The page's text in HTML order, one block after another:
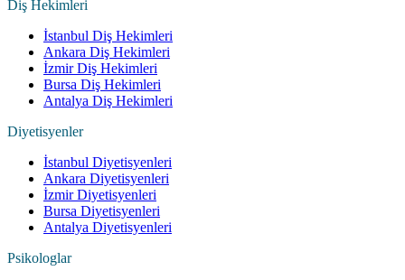
Diş Hekimleri
İstanbul Diş Hekimleri
Ankara Diş Hekimleri
İzmir Diş Hekimleri
Bursa Diş Hekimleri
Antalya Diş Hekimleri
Diyetisyenler
İstanbul Diyetisyenleri
Ankara Diyetisyenleri
İzmir Diyetisyenleri
Bursa Diyetisyenleri
Antalya Diyetisyenleri
Psikologlar